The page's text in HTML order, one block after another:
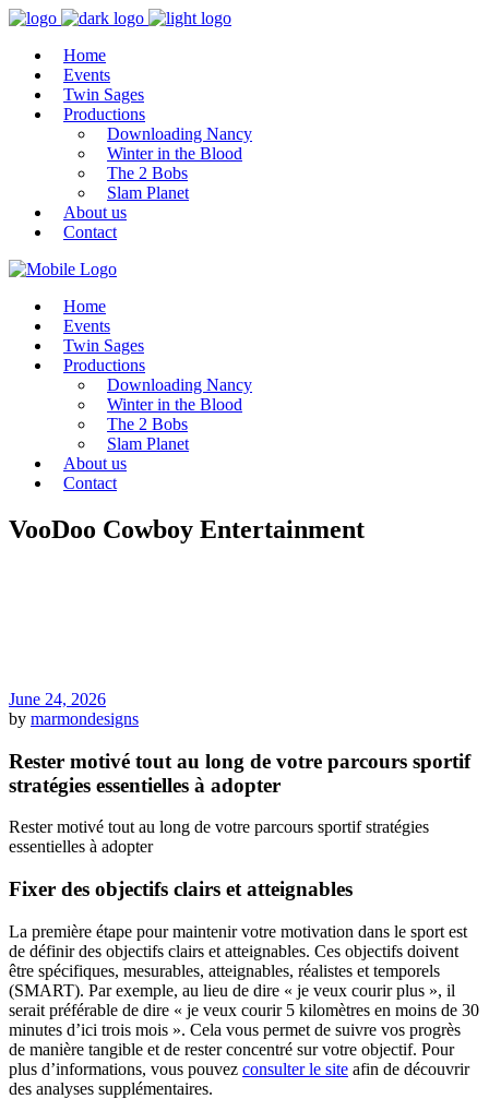
Home
Events
Twin Sages
Productions
Downloading Nancy
Winter in the Blood
The 2 Bobs
Slam Planet
About us
Contact
Home
Events
Twin Sages
Productions
Downloading Nancy
Winter in the Blood
The 2 Bobs
Slam Planet
About us
Contact
VooDoo Cowboy Entertainment
June 24, 2026
by marmondesigns
Rester motivé tout au long de votre parcours sportif
stratégies essentielles à adopter
Rester motivé tout au long de votre parcours sportif stratégies
essentielles à adopter
Fixer des objectifs clairs et atteignables
La première étape pour maintenir votre motivation dans le sport est
de définir des objectifs clairs et atteignables. Ces objectifs doivent
être spécifiques, mesurables, atteignables, réalistes et temporels
(SMART). Par exemple, au lieu de dire « je veux courir plus », il
serait préférable de dire « je veux courir 5 kilomètres en moins de 30
minutes d’ici trois mois ». Cela vous permet de suivre vos progrès
de manière tangible et de rester concentré sur votre objectif. Pour
plus d’informations, vous pouvez consulter le site afin de découvrir
des analyses supplémentaires.